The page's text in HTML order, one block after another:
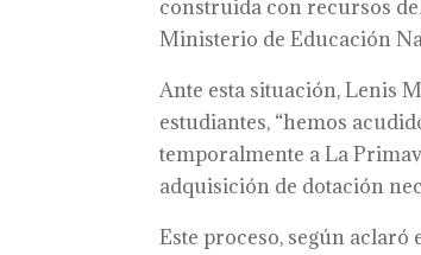
construida con recursos
Ministerio de Educación
Ante esta situación, Lenis
estudiantes, “hemos
temporalmente a La
adquisición de dotación
Este proceso, según